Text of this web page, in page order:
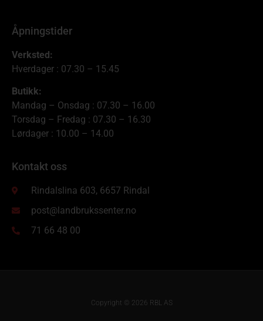
Åpningstider
Verksted:
Hverdager : 07.30 – 15.45
Butikk:
Mandag – Onsdag : 07.30 – 16.00
Torsdag – Fredag : 07.30 – 16.30
Lørdager : 10.00 – 14.00
Kontakt oss
Rindalslina 603, 6657 Rindal
post@landbrukssenter.no
71 66 48 00
Copyright © 2026 RBL AS